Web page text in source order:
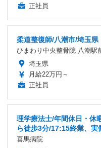
正社員
柔道整復師/八潮市/埼玉県
ひまわり中央整骨院 八潮駅
埼玉県
月給22万円～
正社員
理学療法士/年間休日・休
ら徒歩3分/17:15終業、
喜馬病院